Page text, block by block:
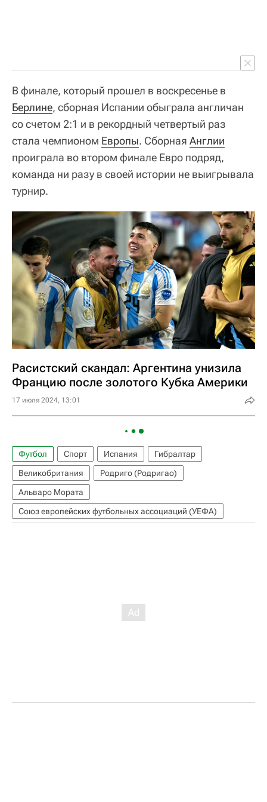
В финале, который прошел в воскресенье в
Берлине, сборная Испании обыграла англичан
со счетом 2:1 и в рекордный четвертый раз
стала чемпионом Европы. Сборная Англии
проиграла во втором финале Евро подряд,
команда ни разу в своей истории не выигрывала
турнир.
Расистский скандал: Аргентина унизила
Францию после золотого Кубка Америки
17 июля 2024, 13:01
Футбол Спорт Испания
Гибралтар
Великобритания
Родриго (Родригао)
Альваро Мората
Союз европейских футбольных ассоциаций (УЕФА)